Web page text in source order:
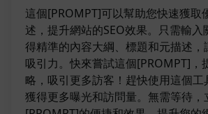
這個[PROMPT]可以幫助您快速獲取
述，提升網站的SEO效果。只需輸入
得精準的內容大綱、標題和元描述，
吸引力。快來嘗試這個[PROMPT]，
略，吸引更多訪客！趕快使用這個工
獲得更多曝光和訪問量。無需等待，